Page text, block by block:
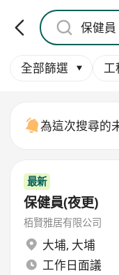
全部篩選 工
為這次搜尋的
最新
保健員(夜更)
栢賢雅居有限公司
大埔, 大埔
工作日面議